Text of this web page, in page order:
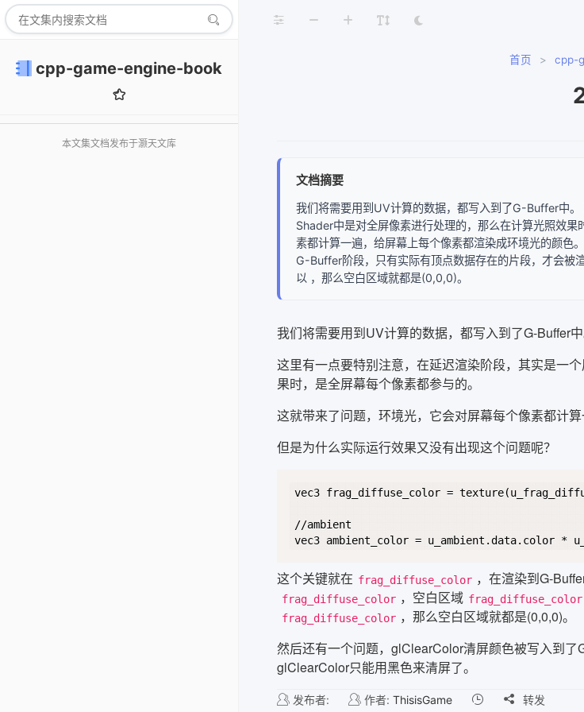
cpp-game-engine-book
本文集文档发布于灏天文库
首页 > cpp-
文档摘要
我们将需要用到UV计算的数据，都写入到了G-Buffer中
Shader中是对全屏像素进行处理的，那么在计算光照效
素都计算一遍，给屏幕上每个像素都渲染成环境光的颜色
G-Buffer阶段，只有实际有顶点数据存在的片段，才会被
以 ，那么空白区域就都是(0,0,0)。
我们将需要用到UV计算的数据，都写入到了G-Buffer中
这里有一点要特别注意，在延迟渲染阶段，其实是一
果时，是全屏幕每个像素都参与的。
这就带来了问题，环境光，它会对屏幕每个像素都计
但是为什么实际运行效果又没有出现这个问题呢？
vec3 frag_diffuse_color =
//ambient
这个关键就在 frag_diffuse_color ，在渲染到G-
frag_diffuse_color ，空白区域 frag_diffuse_color
frag_diffuse_color ，那么空白区域就都是(0,0,0)。
然后还有一个问题，glClearColor清屏颜色被写入到
glClearColor只能用黑色来清屏了。
发布者: 作者:ThisisGame  转发